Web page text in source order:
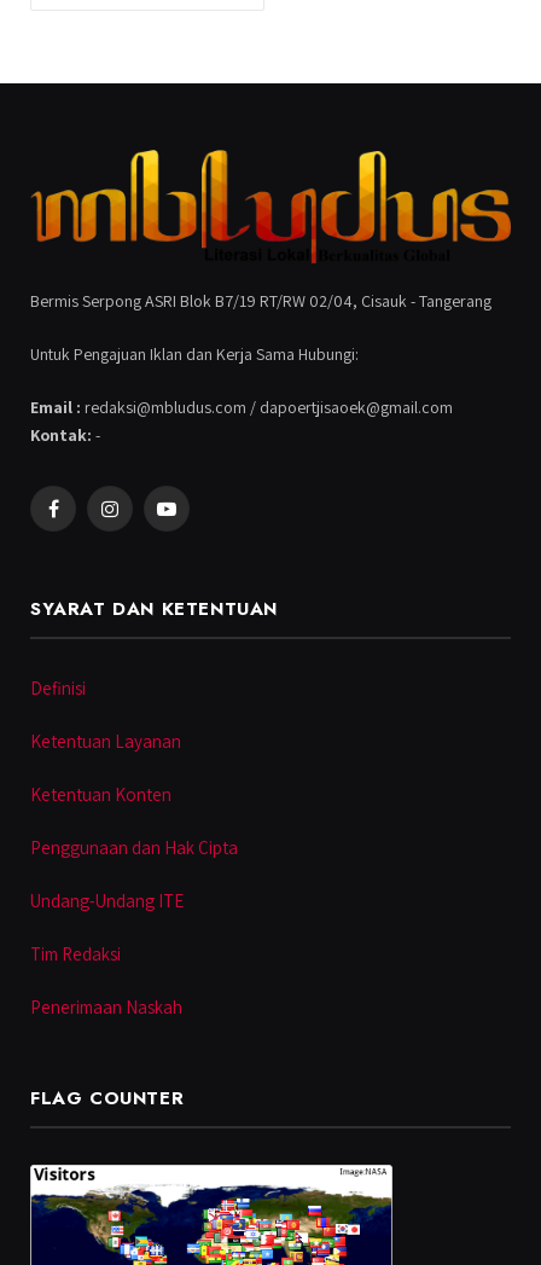
Bermis Serpong ASRI Blok B7/19 RT/RW 02/04, Cisauk - Tangerang
Untuk Pengajuan Iklan dan Kerja Sama Hubungi:
Email : redaksi@mbludus.com / dapoertjisaoek@gmail.com
Kontak: -
FacebookInstagramYouTube
SYARAT DAN KETENTUAN
Definisi
Ketentuan Layanan
Ketentuan Konten
Penggunaan dan Hak Cipta
Undang-Undang ITE
Tim Redaksi
Penerimaan Naskah
FLAG COUNTER